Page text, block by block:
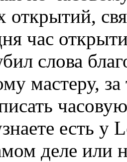
открытий,
час
слова
мастеру,
есть у
деле или